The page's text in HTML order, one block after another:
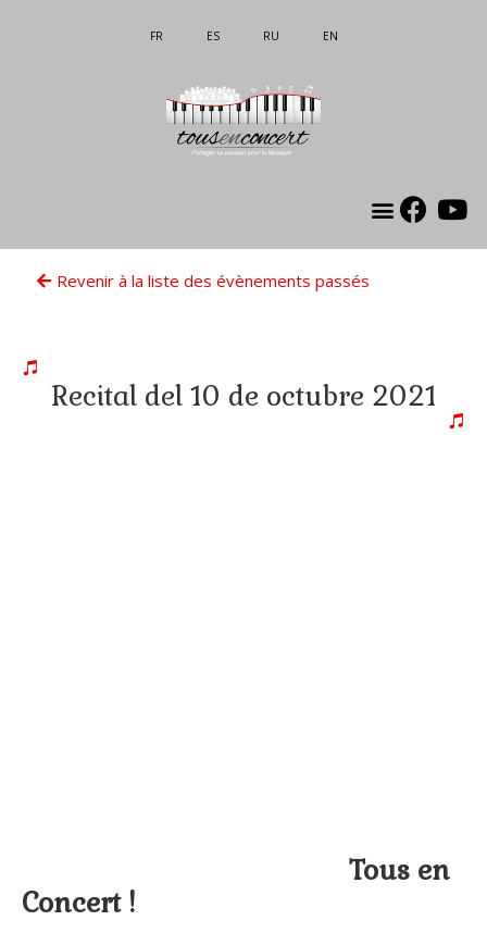
FR ES RU EN
Revenir à la liste des évènements passés
Recital del 10 de octubre 2021
Tous en
Concert !